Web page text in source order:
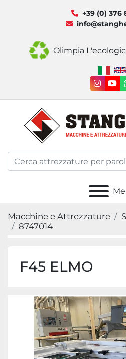
+39 (0) 376
Olimpia
Macchine e Attrezzature
8747014
F45 ELMO